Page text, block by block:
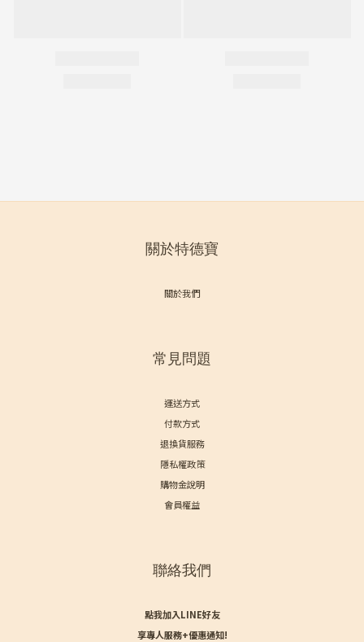
關於特德寶
關於我們
常見問題
運送方式
付款方式
退換貨服務
隱私權政策
購物金說明
會員權益
聯絡我們
點我加入LINE好友
享專人服務+優惠通知!